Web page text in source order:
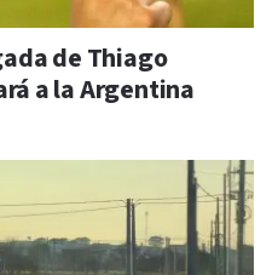
de Thiago
a la Argentina